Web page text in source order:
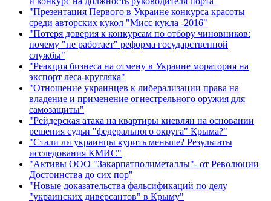
"Презентация Первого в Украине конкурса красоты
среди авторских кукол "Мисс кукла -2016"
"Потеря доверия к конкурсам по отбору чиновников:
почему "не работает" реформа государственной
службы"
"Реакция бизнеса на отмену в Украине моратория на
экспорт леса-кругляка"
"Отношение украинцев к либерализации права на
владение и применение огнестрельного оружия для
самозащиты"
"Рейдерская атака на квартиры киевлян на основании
решения судьи "федерального округа" Крыма?"
"Стали ли украинцы курить меньше? Результаты
исследования КМИС"
"Активы ООО "Закарпатполиметаллы"- от Революции
Достоинства до сих пор"
"Новые доказательства фальсификаций по делу
"украинских диверсантов" в Крыму"